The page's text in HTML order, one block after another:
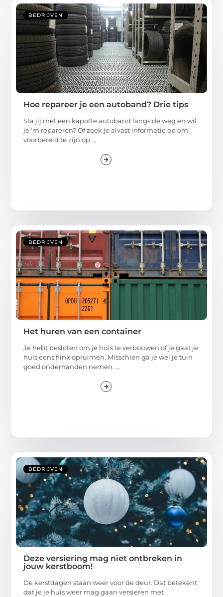
BEDRIJVEN
Hoe repareer je een autoband? Drie tips
Sta jij met een kapotte autoband langs de weg en wil
je ‘m repareren? Of zoek je alvast informatie op om
voorbereid te zijn op ...
BEDRIJVEN
Het huren van een container
Je hebt besloten om je huis te verbouwen of je gaat je
huis eens flink opruimen. Misschien ga je wel je tuin
goed onderhanden nemen. ...
BEDRIJVEN
Deze versiering mag niet ontbreken in
jouw kerstboom!
De kerstdagen staan weer voor de deur. Dat betekent
dat je je huis weer mag gaan versieren met